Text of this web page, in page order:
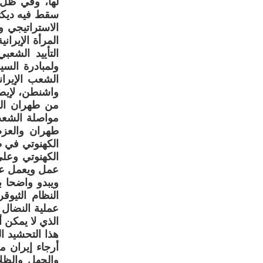
سقط فيه
المرأة
التأييد
ولمبادرة
واشنطن،
من طهران
مواصلة
طهران
الکهنوتي
الکهنوتي
عمل ويعمل
النظام
عملية
الذي لا
هذا التحشيد
أرجاء
والجهل